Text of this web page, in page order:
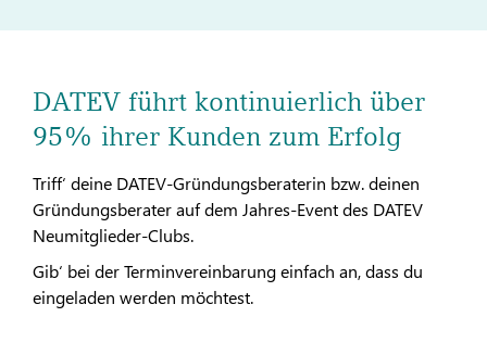
DATEV führt kontinuierlich über
95% ihrer Kunden zum Erfolg
Triff‘ deine DATEV-Gründungsberaterin bzw. deinen
Gründungsberater auf dem Jahres-Event des DATEV
Neumitglieder-Clubs.
Gib‘ bei der Terminvereinbarung einfach an, dass du
eingeladen werden möchtest.